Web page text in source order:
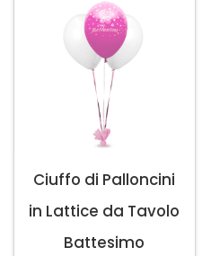
Ciuffo di Palloncini
in Lattice da Tavolo
Battesimo